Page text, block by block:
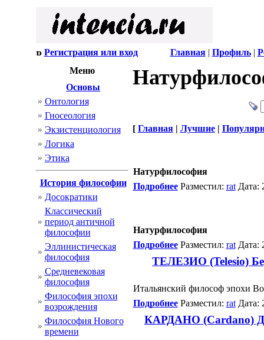
Регистрация или вход Главная| Профиль|
Меню
Основы
Онтология
Гносеология
Экзистенциология
Логика
Этика
История философии
Досократики
Классический
период античной
философии
Эллинистическая
философия
Cредневековая
философия
Философия эпохи
возрождения
Философия Нового
времени
[ Главная| Лучшие|
Натурфилософия
ПодробнееРазместил: ratДата:
Натурфилософия
ПодробнееРазместил: ratДата:
ТЕЛЕЗИО (Telesio)
Итальянский философ эпохи
ПодробнееРазместил: ratДата:
КАРДАНО (Cardano)